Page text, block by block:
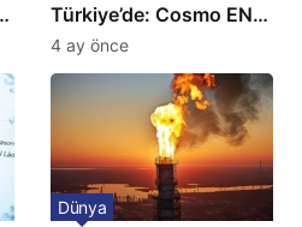
Türkiye’de: Cosmo EN
ve BBC Player yayında
4 ay önce
Dünya